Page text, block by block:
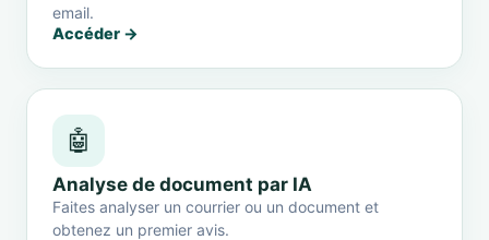
email.
Accéder →
🤖
Analyse de document par IA
Faites analyser un courrier ou un document et
obtenez un premier avis.